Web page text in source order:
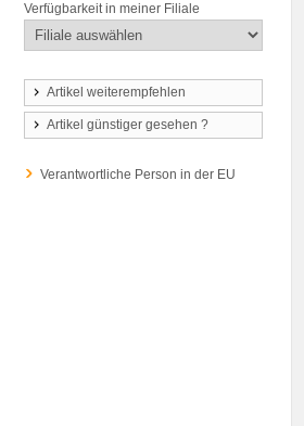
Verfügbarkeit in meiner Filiale
Artikel weiterempfehlen
Artikel günstiger gesehen ?
Verantwortliche Person in der EU